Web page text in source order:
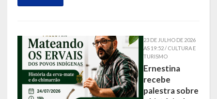
Escola Municipal De Ensino Fundamental Educarte
Escola Municipal De Ensino Fundamental Osvaldo Cruz
Agricultura
Fazenda
23 DE JULHO DE 2026
AS 19:52 / CULTURA E
TURISMO
Ernestina
recebe
palestra sobre